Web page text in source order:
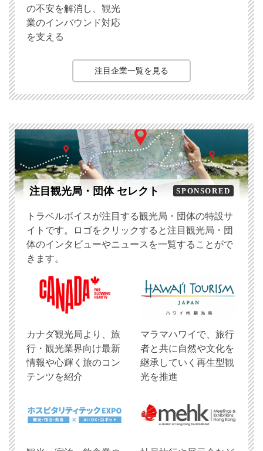
の不安を解消し、観光
業のインバウンド対応
を支える
注目企業一覧を見る
注目観光局・団体 セレクト SPONSORED
トラベルボイスが注目する観光局・団体の特設サ
イトです。ロゴをクリックすると注目観光局・団
体のインタビューやニュースを一覧することがで
きます。
​カナダ観光局より、旅
行・観光業界向け最新
情報や心輝く旅のコン
テンツを紹介
マラマハワイで、旅行
者と共に自然や文化を
継承していく再生型観
光を推進